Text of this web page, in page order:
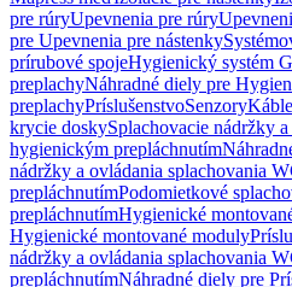
pre rúryUpevnenia pre rúry
pre Upevnenia pre nástenky
prírubové spojeHygienický systém
preplachyNáhradné diely pre
preplachyPríslušenstvoSenzoryKáble
krycie doskySplachovacie nádržky
hygienickým prepláchnutím
nádržky a ovládania splachovania
prepláchnutímPodomietkové
prepláchnutímHygienické
Hygienické montované moduly
nádržky a ovládania splachovania
prepláchnutímNáhradné diely pre